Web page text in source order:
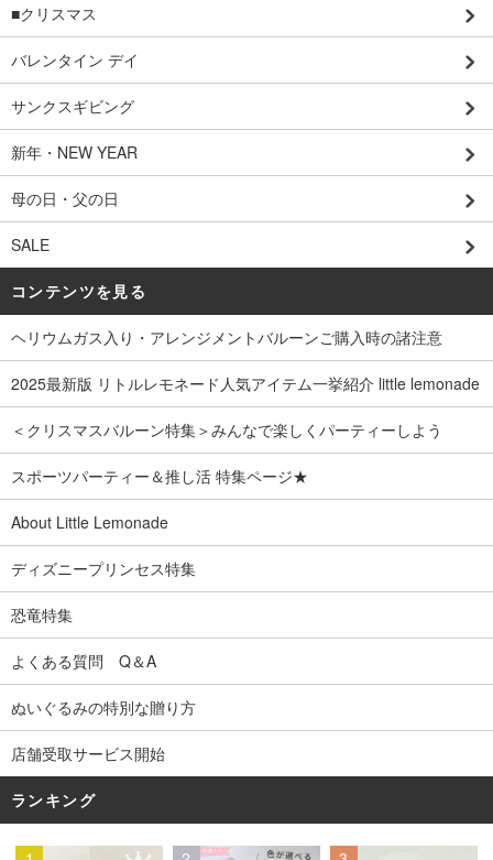
■クリスマス
バレンタイン デイ
サンクスギビング
新年・NEW YEAR
母の日・父の日
SALE
コンテンツを見る
ヘリウムガス入り・アレンジメントバルーンご購入時の諸注意
2025最新版 リトルレモネード人気アイテム一挙紹介 little lemonade
＜クリスマスバルーン特集＞みんなで楽しくパーティーしよう
スポーツパーティー＆推し活 特集ページ★
About Little Lemonade
ディズニープリンセス特集
恐竜特集
よくある質問 Q＆A
ぬいぐるみの特別な贈り方
店舗受取サービス開始
ランキング